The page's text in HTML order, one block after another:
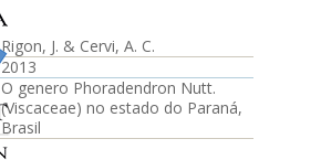
Rigon, J. & Cervi, A. C.
2013
O genero Phoradendron Nutt.
(Viscaceae) no estado do Paraná,
Brasil